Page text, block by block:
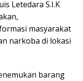
Letedara S.I.K
masyarakat
narkoba di lokasi
barang